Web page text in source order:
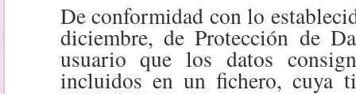
De conformidad con lo
diciembre, de Protección de
usuario que los datos
incluidos en un fichero, cuya